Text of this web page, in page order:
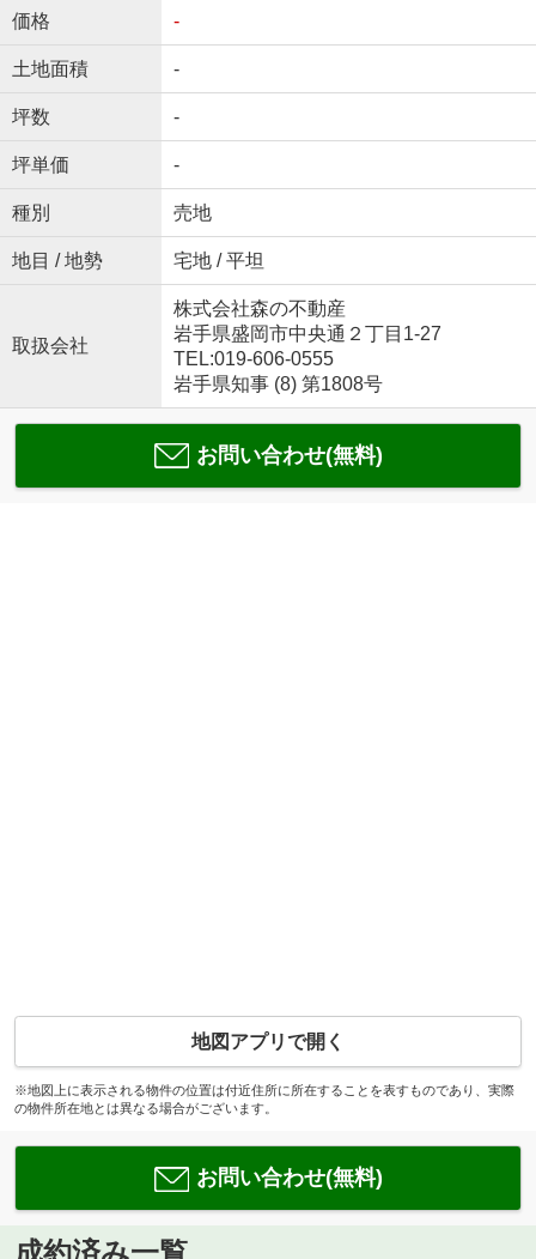
価格 -
土地面積 -
坪数 -
坪単価 -
種別 売地
地目 / 地勢 宅地 / 平坦
取扱会社
株式会社森の不動産
岩手県盛岡市中央通２丁目1-27
TEL:019-606-0555
岩手県知事 (8) 第1808号
お問い合わせ(無料)
地図アプリで開く
※地図上に表示される物件の位置は付近住所に所在することを表すものであり、実際
の物件所在地とは異なる場合がございます。
お問い合わせ(無料)
成約済み一覧